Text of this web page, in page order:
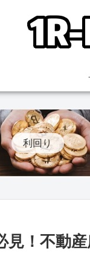
利回り
見！不動